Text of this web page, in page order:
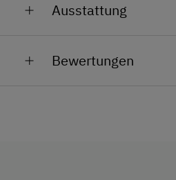
Schnaps, selbstgebackenes Brot
Ausstattung
Aufenthaltsraum
Bewertungen